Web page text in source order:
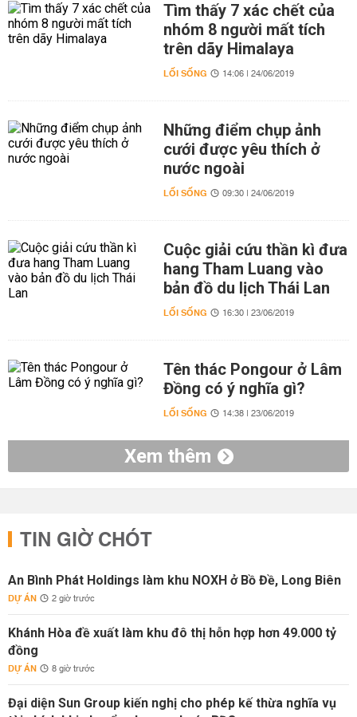
Tìm thấy 7 xác chết của
nhóm 8 người mất tích
trên dãy Himalaya
LỐI SỐNG 14:06 | 24/06/2019
Những điểm chụp ảnh
cưới được yêu thích ở
nước ngoài
LỐI SỐNG 09:30 | 24/06/2019
Cuộc giải cứu thần kì đưa
hang Tham Luang vào
bản đồ du lịch Thái Lan
LỐI SỐNG 16:30 | 23/06/2019
Tên thác Pongour ở Lâm
Đồng có ý nghĩa gì?
LỐI SỐNG 14:38 | 23/06/2019
Xem thêm
TIN GIỜ CHÓT
An Bình Phát Holdings làm khu NOXH ở Bồ Đề, Long Biên
DỰ ÁN 2 giờ trước
Khánh Hòa đề xuất làm khu đô thị hỗn hợp hơn 49.000 tỷ
đồng
DỰ ÁN 8 giờ trước
Đại diện Sun Group kiến nghị cho phép kế thừa nghĩa vụ